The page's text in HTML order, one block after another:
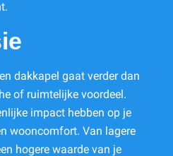
dakkapel gaat verder dan
of ruimtelijke voordeel.
impact hebben op je
wooncomfort. Van lagere
hogere waarde van je